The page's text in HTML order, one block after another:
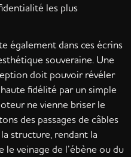
les plus
également dans ces écrins
souveraine. Une
doit pouvoir révéler
fidélité par un simple
ne vienne briser le
des passages de câbles
structure, rendant la
veinage de l’ébène ou du